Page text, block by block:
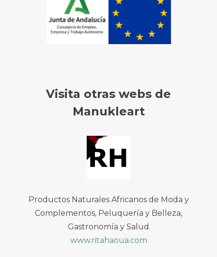
Visita otras webs de
Manukleart
Productos Naturales Africanos de Moda y
Complementos, Peluquería y Belleza,
Gastronomía y Salud
www.ritahaoua.com